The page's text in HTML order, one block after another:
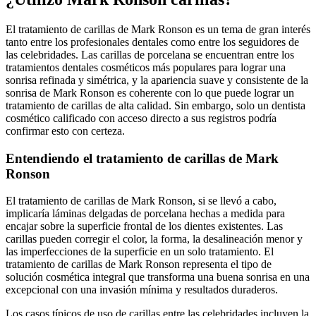
El tratamiento de carillas de Mark Ronson es un tema de gran interés
tanto entre los profesionales dentales como entre los seguidores de
las celebridades. Las carillas de porcelana se encuentran entre los
tratamientos dentales cosméticos más populares para lograr una
sonrisa refinada y simétrica, y la apariencia suave y consistente de la
sonrisa de Mark Ronson es coherente con lo que puede lograr un
tratamiento de carillas de alta calidad. Sin embargo, solo un dentista
cosmético calificado con acceso directo a sus registros podría
confirmar esto con certeza.
Entendiendo el tratamiento de carillas de Mark
Ronson
El tratamiento de carillas de Mark Ronson, si se llevó a cabo,
implicaría láminas delgadas de porcelana hechas a medida para
encajar sobre la superficie frontal de los dientes existentes. Las
carillas pueden corregir el color, la forma, la desalineación menor y
las imperfecciones de la superficie en un solo tratamiento. El
tratamiento de carillas de Mark Ronson representa el tipo de
solución cosmética integral que transforma una buena sonrisa en una
excepcional con una invasión mínima y resultados duraderos.